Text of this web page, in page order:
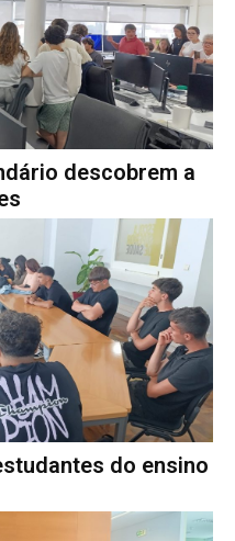
descobrem a
do ensino